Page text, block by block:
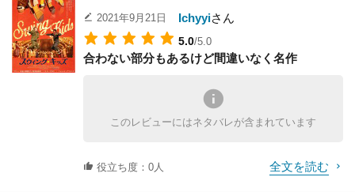
2021年9月21日 Ichyyiさん
5.0/5.0
合わない部分もあるけど間違いなく名作
このレビューにはネタバレが含まれています
役立ち度：0人 全文を読む